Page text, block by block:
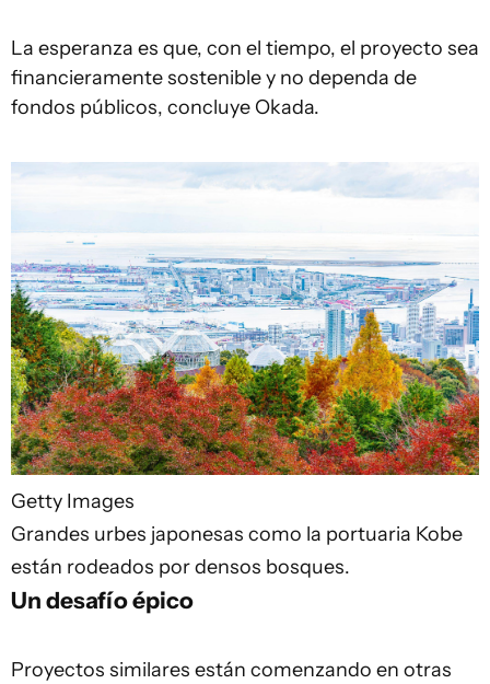
La esperanza es que, con el tiempo, el proyecto sea
financieramente sostenible y no dependa de
fondos públicos, concluye Okada.
Getty Images
Grandes urbes japonesas como la portuaria Kobe
están rodeados por densos bosques.
Un desafío épico
Proyectos similares están comenzando en otras